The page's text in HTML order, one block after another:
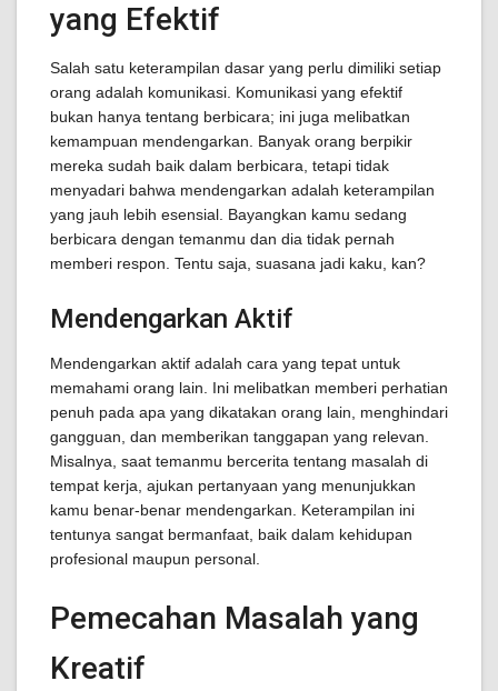
yang Efektif
Salah satu keterampilan dasar yang perlu dimiliki setiap
orang adalah komunikasi. Komunikasi yang efektif
bukan hanya tentang berbicara; ini juga melibatkan
kemampuan mendengarkan. Banyak orang berpikir
mereka sudah baik dalam berbicara, tetapi tidak
menyadari bahwa mendengarkan adalah keterampilan
yang jauh lebih esensial. Bayangkan kamu sedang
berbicara dengan temanmu dan dia tidak pernah
memberi respon. Tentu saja, suasana jadi kaku, kan?
Mendengarkan Aktif
Mendengarkan aktif adalah cara yang tepat untuk
memahami orang lain. Ini melibatkan memberi perhatian
penuh pada apa yang dikatakan orang lain, menghindari
gangguan, dan memberikan tanggapan yang relevan.
Misalnya, saat temanmu bercerita tentang masalah di
tempat kerja, ajukan pertanyaan yang menunjukkan
kamu benar-benar mendengarkan. Keterampilan ini
tentunya sangat bermanfaat, baik dalam kehidupan
profesional maupun personal.
Pemecahan Masalah yang
Kreatif